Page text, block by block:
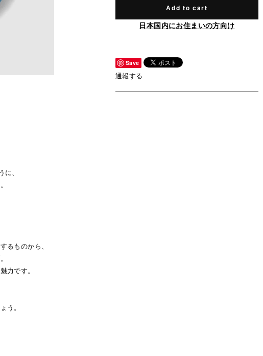
、
るものから、
力です。
う。
Add to cart
日本国内にお住まいの方向け
Save
通報する